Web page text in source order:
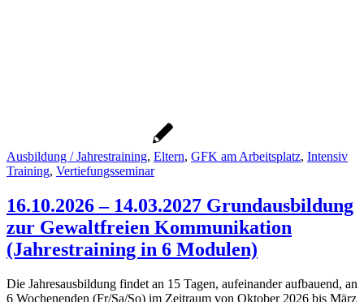
Ausbildung / Jahrestraining, Eltern, GFK am Arbeitsplatz, Intensiv
Training, Vertiefungsseminar
16.10.2026 – 14.03.2027 Grundausbildung
zur Gewaltfreien Kommunikation
(Jahrestraining in 6 Modulen)
Die Jahresausbildung findet an 15 Tagen, aufeinander aufbauend, an
6 Wochenenden (Fr/Sa/So) im Zeitraum von Oktober 2026 bis März